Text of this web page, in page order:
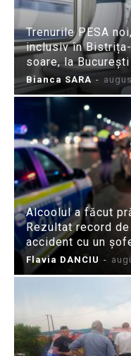
Trenurile PESA
inclusiv în
soare, la București
Bianca SARA -
Alcoolul a făcut
Rezultat record
accident cu un
Flavia DANCIU -